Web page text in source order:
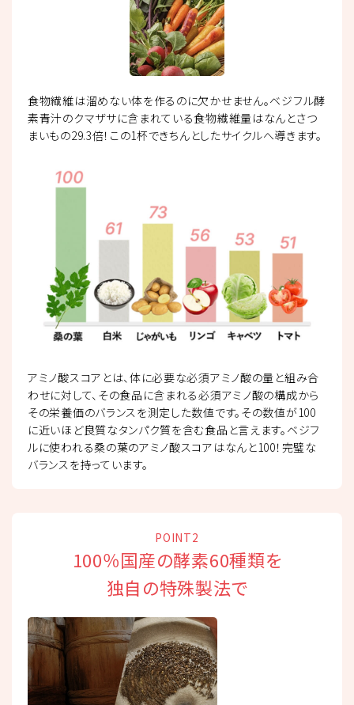
食物繊維は溜めない体を作るのに欠かせません。ベジフル酵
素青汁のクマザサに含まれている食物繊維量はなんとさつ
まいもの29.3倍！この1杯できちんとしたサイクルへ導きます。
アミノ酸スコアとは、体に必要な必須アミノ酸の量と組み合
わせに対して、その食品に含まれる必須アミノ酸の構成から
その栄養価のバランスを測定した数値です。その数値が100
に近いほど良質なタンパク質を含む食品と言えます。ベジフ
ルに使われる桑の葉のアミノ酸スコアはなんと100！完璧な
バランスを持っています。
POINT2
100％国産の酵素60種類を
独自の特殊製法で